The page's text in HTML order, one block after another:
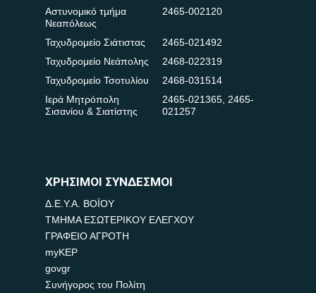
Αστυνομικό τμήμα
Νεαπόλεως
2465-002120
Ταχυδρομείο Σιάτιστας
2465-021492
Ταχυδρομείο Νεάπολης
2468-022319
Ταχυδρομείο Τσοτυλίου
2468-031514
Ιερά Μητρόπολη
Σισανίου & Σιατίστης
2465-021365, 2465-
021257
ΧΡΗΣΙΜΟΙ ΣΥΝΔΕΣΜΟΙ
Δ.Ε.Υ.Α. ΒΟΪΟΥ
ΤΜΗΜΑ ΕΣΩΤΕΡΙΚΟΥ ΕΛΕΓΧΟΥ
ΓΡΑΦΕΙΟ ΑΓΡΟΤΗ
myKEP
govgr
Συνήγορος του Πολίτη